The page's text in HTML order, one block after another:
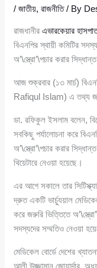
/জাতীয়,রাজনীতি/ By
রাজধানীরএভারকেয়ার
বিএনপির স্থায়ী কমিটির
অ’\স্ত্রো’\পচার করার
আজ শুক্রবার (১৩ মার্চ)
Rafiqul Islam) এ তথ্য
ডা. রফিকুল ইসলাম বলেন,
সবকিছু পর্যালোচনা করে
অ’\স্ত্রো’\পচার করার
থিয়েটারে নেওয়া হয়েছে।
এর আগে সকালে তার
দ্রুত একটি ভার্চ্যুয়াল
করে জরুরি ভিত্তিতে
সদস্যদের সম্মতিও নেওয়া
মেডিকেল বোর্ডে দেশের
আলী উজ্জামান জোয়ার্দার,